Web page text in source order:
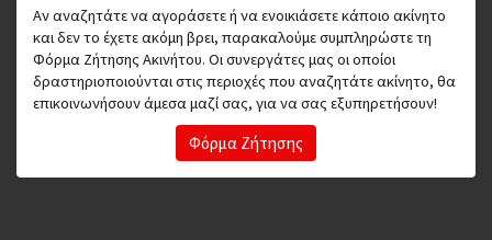
Αν αναζητάτε να αγοράσετε ή να ενοικιάσετε κάποιο ακίνητο
και δεν το έχετε ακόμη βρει, παρακαλούμε συμπληρώστε τη
Φόρμα Ζήτησης Ακινήτου. Οι συνεργάτες μας οι οποίοι
δραστηριοποιούνται στις περιοχές που αναζητάτε ακίνητο, θα
επικοινωνήσουν άμεσα μαζί σας, για να σας εξυπηρετήσουν!
Φόρμα Ζήτησης